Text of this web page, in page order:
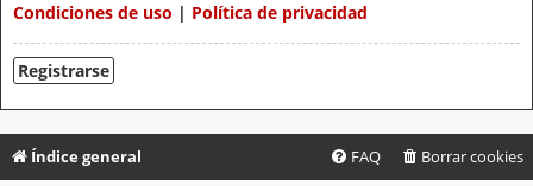
Condiciones de uso | Política de privacidad
Registrarse
Índice general Borrar cookies
FAQ